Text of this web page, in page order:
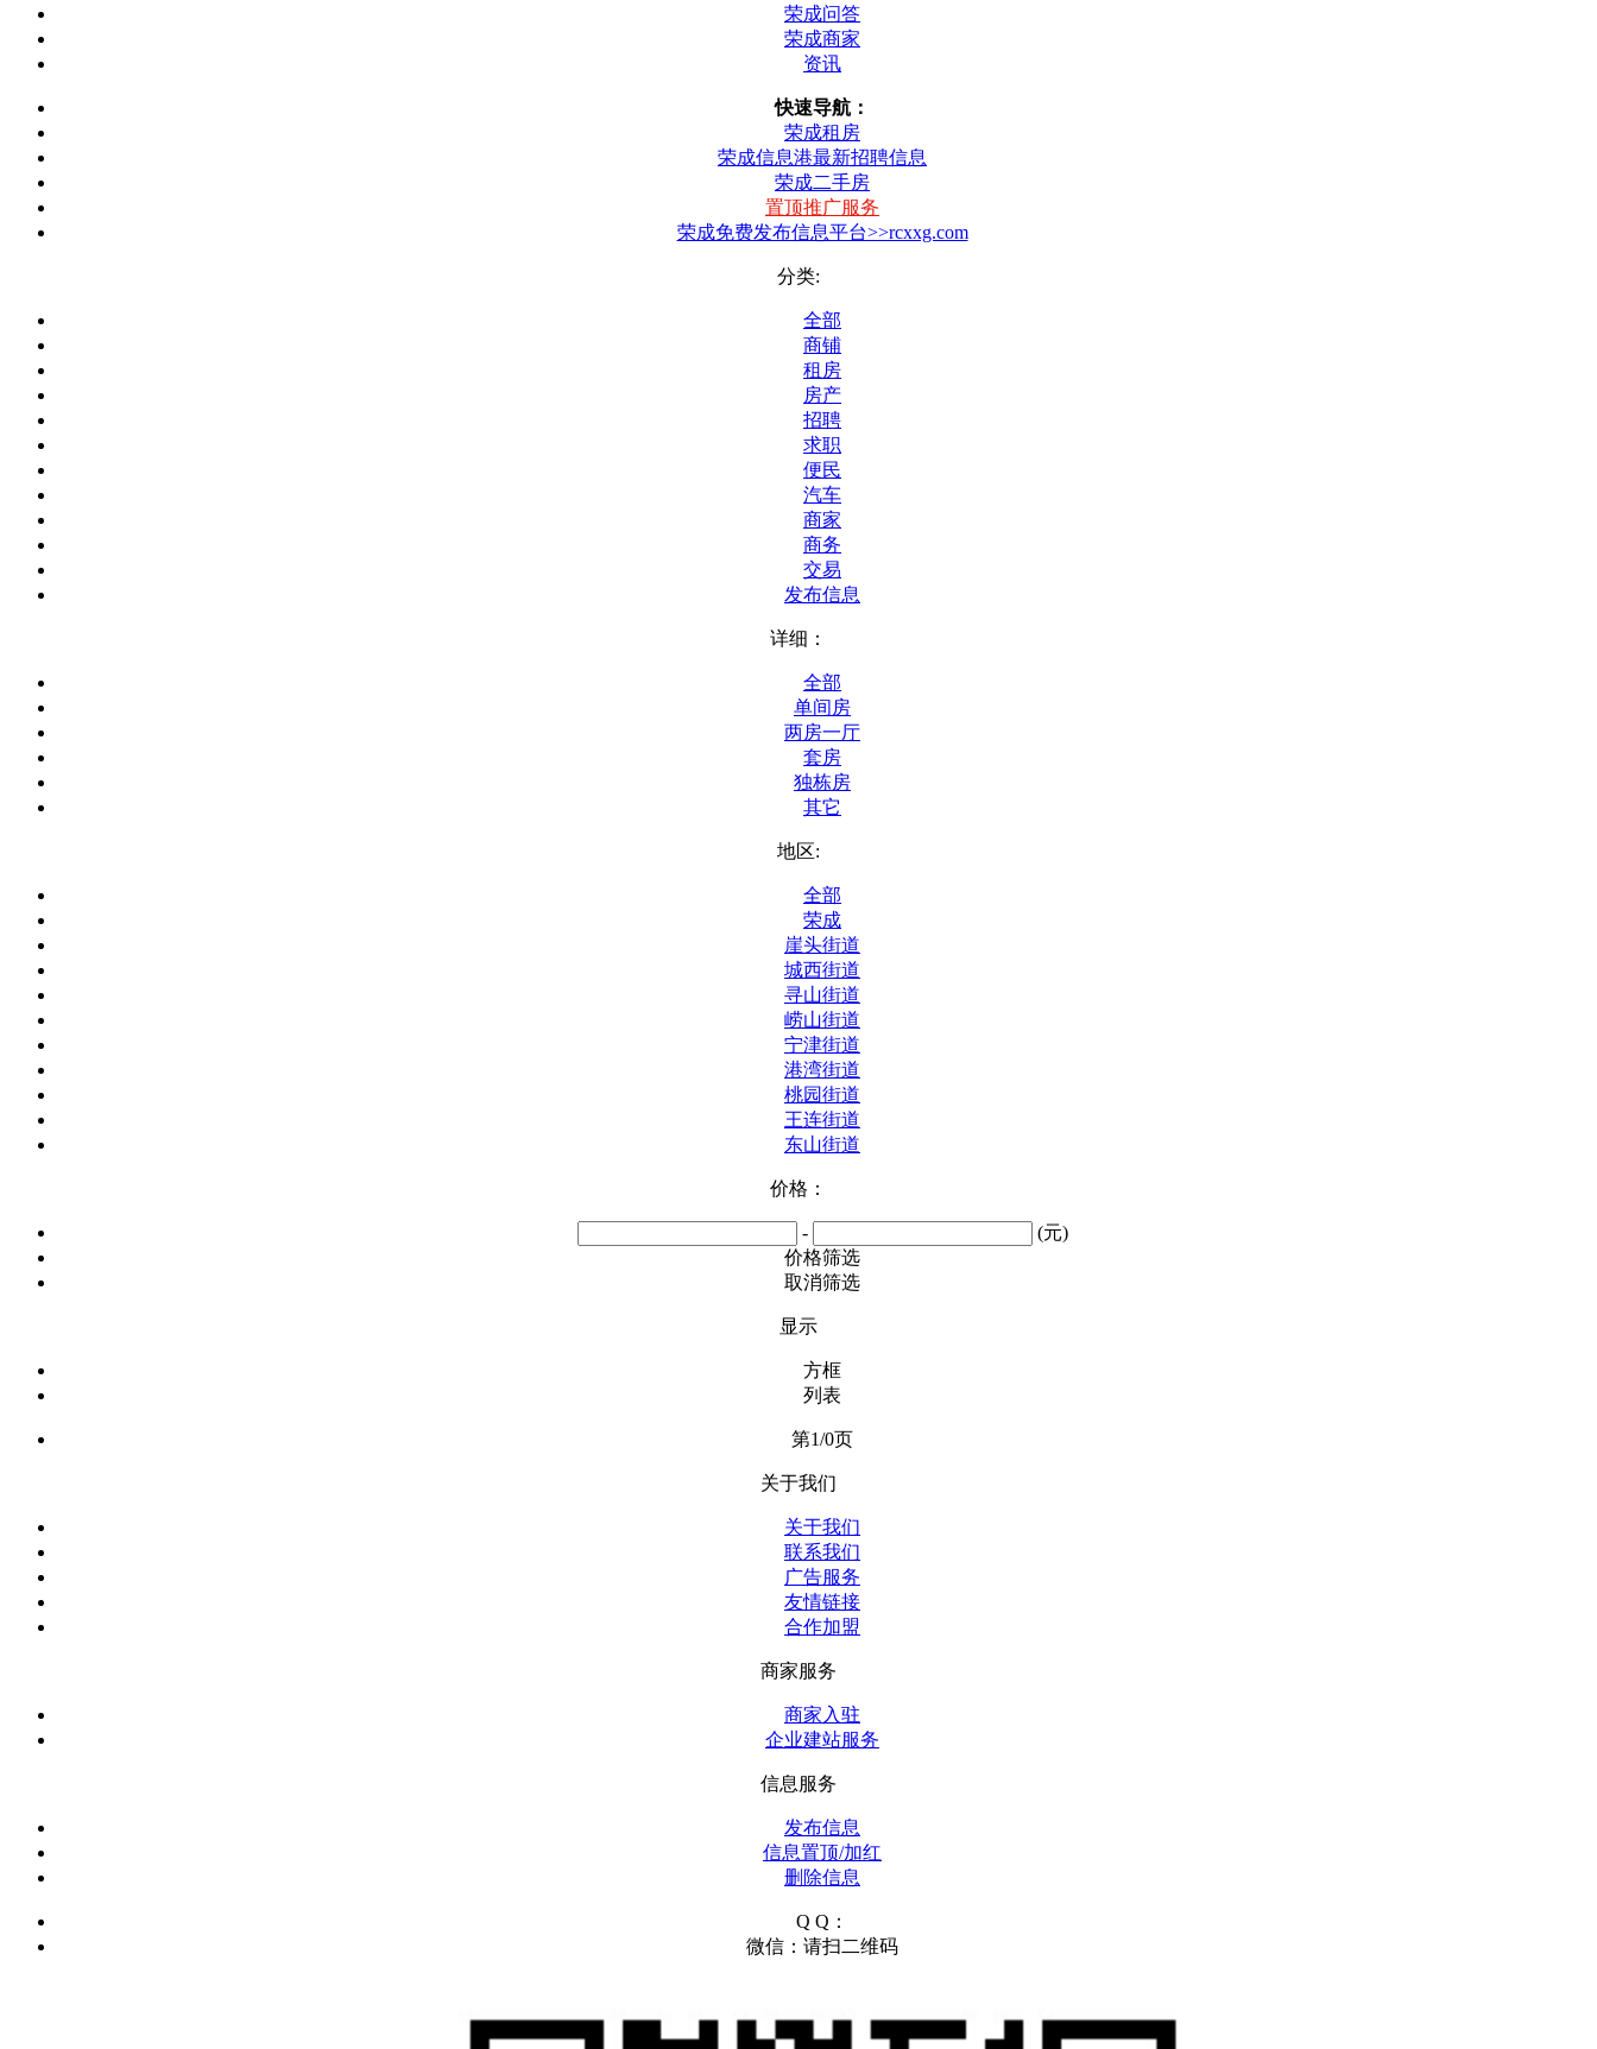
荣成问答
荣成商家
资讯
快速导航：
荣成租房
荣成信息港最新招聘信息
荣成二手房
置顶推广服务
荣成免费发布信息平台>>rcxxg.com
分类:
全部
商铺
租房
房产
招聘
求职
便民
汽车
商家
商务
交易
发布信息
详细：
全部
单间房
两房一厅
套房
独栋房
其它
地区:
全部
荣成
崖头街道
城西街道
寻山街道
崂山街道
宁津街道
港湾街道
桃园街道
王连街道
东山街道
价格：
-
(元)
价格筛选
取消筛选
显示
方框
列表
第1/0页
关于我们
关于我们
联系我们
广告服务
友情链接
合作加盟
商家服务
商家入驻
企业建站服务
信息服务
发布信息
信息置顶/加红
删除信息
Q Q：
微信：请扫二维码